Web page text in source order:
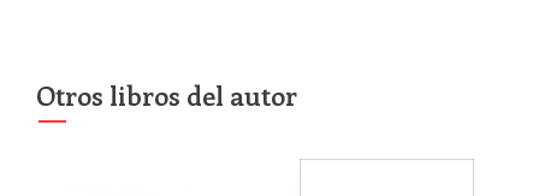
Otros libros del autor